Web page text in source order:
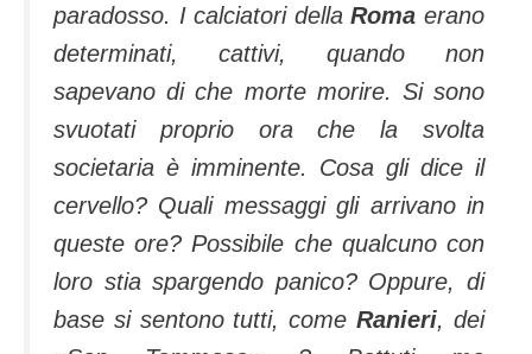
paradosso. I calciatori dellaRomaerano
determinati, cattivi, quando non
sapevano di che morte morire. Si sono
svuotati proprio ora che la svolta
societaria è imminente. Cosa gli dice il
cervello? Quali messaggi gli arrivano in
queste ore? Possibile che qualcuno con
loro stia spargendo panico? Oppure, di
base si sentono tutti, comeRanieri, dei